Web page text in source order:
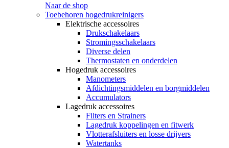
Naar de shop
Toebehoren hogedrukreinigers
Elektrische accessoires
Drukschakelaars
Stromingsschakelaars
Diverse delen
Thermostaten en onderdelen
Hogedruk accessoires
Manometers
Afdichtingsmiddelen en borgmiddelen
Accumulators
Lagedruk accessoires
Filters en Strainers
Lagedruk koppelingen en fitwerk
Vlotterafsluiters en losse drijvers
Watertanks